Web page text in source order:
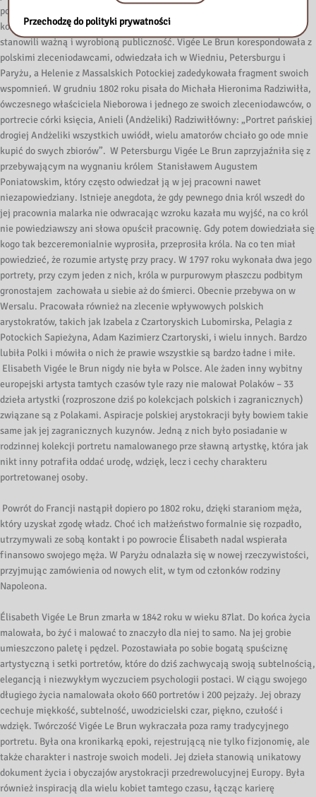
portret zaproponowała artystce osobiście Izabela Lubomirska,
kolekcjonerka i znawczyni sztuki. Bogaci i wpływowi polscy magnaci
stanowili ważną i wyrobioną publiczność.Vigée Le Brunkorespondowała z
polskimi zleceniodawcami, odwiedzała ich w Wiedniu, Petersburgu i
Paryżu, a Helenie z Massalskich Potockiej zadedykowała fragment swoich
wspomnień. W grudniu 1802 roku pisała do Michała Hieronima Radziwiłła,
ówczesnego właściciela Nieborowa i jednego ze swoich zleceniodawców, o
portrecie córki księcia, Anieli (Andżeliki) Radziwiłłówny: „Portret pańskiej
drogiej Andżeliki wszystkich uwiódł, wielu amatorów chciało go ode mnie
kupić do swych zbiorów”. W Petersburgu Vigée Le Brun zaprzyjaźniła się z
przebywającym na wygnaniu królem Stanisławem Augustem
Poniatowskim, który często odwiedzał ją w jej pracowni nawet
niezapowiedziany. Istnieje anegdota, że gdy pewnego dnia król wszedł do
jej pracownia malarka nie odwracając wzroku kazała mu wyjść, na co król
nie powiedziawszy ani słowa opuścił pracownię. Gdy potem dowiedziała się
kogo tak bezceremonialnie wyprosiła, przeprosiła króla. Na co ten miał
powiedzieć, że rozumie artystę przy pracy. W 1797 roku wykonała dwa jego
portrety, przy czym jeden z nich, króla w purpurowym płaszczu podbitym
gronostajem zachowała u siebie aż do śmierci. Obecnie przebywa on w
Wersalu. Pracowała również na zlecenie wpływowych polskich
arystokratów, takich jak Izabela z Czartoryskich Lubomirska, Pelagia z
Potockich Sapieżyna, Adam Kazimierz Czartoryski, i wielu innych. Bardzo
lubiła Polki i mówiła o nich że prawie wszystkie są bardzo ładne i miłe.
Elisabeth Vigée le Brun nigdy nie była w Polsce. Ale żaden inny wybitny
europejski artysta tamtych czasów tyle razy nie malował Polaków – 33
dzieła artystki (rozproszone dziś po kolekcjach polskich i zagranicznych)
związane są z Polakami. Aspiracje polskiej arystokracji były bowiem takie
same jak jej zagranicznych kuzynów. Jedną z nich było posiadanie w
rodzinnej kolekcji portretu namalowanego prze sławną artystkę, która jak
nikt inny potrafiła oddać urodę, wdzięk, lecz i cechy charakteru
portretowanej osoby.
Powrót do Francji nastąpił dopiero po 1802 roku, dzięki staraniom męża,
który uzyskał zgodę władz. Choć ich małżeństwo formalnie się rozpadło,
utrzymywali ze sobą kontakt i po powrocie Élisabeth nadal wspierała
finansowo swojego męża. W Paryżu odnalazła się w nowej rzeczywistości,
przyjmując zamówienia od nowych elit, w tym od członków rodziny
Napoleona.
Élisabeth Vigée Le Brun zmarła w 1842 roku w wieku 87lat. Do końca życia
malowała, bo żyć i malować to znaczyło dla niej to samo. Na jej grobie
umieszczono paletę i pędzel. Pozostawiała po sobie bogatą spuściznę
artystyczną i setki portretów, które do dziś zachwycają swoją subtelnością,
elegancją i niezwykłym wyczuciem psychologii postaci. W ciągu swojego
długiego życia namalowała około 660 portretów i 200 pejzaży. Jej obrazy
cechuje miękkość, subtelność, uwodzicielski czar, piękno, czułość i
wdzięk. Twórczość Vigée Le Brun wykraczała poza ramy tradycyjnego
portretu. Była ona kronikarką epoki, rejestrującą nie tylko fizjonomię, ale
także charakter i nastroje swoich modeli. Jej dzieła stanowią unikatowy
dokument życia i obyczajów arystokracji przedrewolucyjnej Europy. Była
również inspiracją dla wielu kobiet tamtego czasu, łącząc karierę
Przechodzę do polityki prywatności